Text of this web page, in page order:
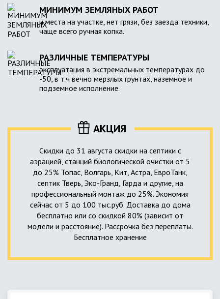
МИНИМУМ ЗЕМЛЯНЫХ РАБОТ
и места на участке, нет грязи, без заезда техники,
чаще всего ручная копка.
РАЗЛИЧНЫЕ ТЕМПЕРАТУРЫ
эксплуатация в экстремальных температурах до
-50, в т.ч вечно мерзлых грунтах, наземное и
подземное исполнение.
АКЦИЯ
Скидки до 31 августа скидки на септики с
аэрацией, станций биологической очистки от 5
до 25% Топас, Волгарь, Кит, Астра, ЕвроТанк,
септик Тверь, Эко-Гранд, Гарда и другие, на
профессиональный монтаж до 25%. Экономия
сейчас от 5 до 100 тыс.руб. Доставка до дома
бесплатно или со скидкой 80% (зависит от
модели и расстояние). Рассрочка без переплаты.
Бесплатное хранение